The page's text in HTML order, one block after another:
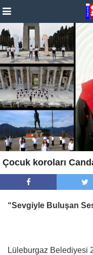
Çocuk koroları
“Sevgiyle Buluşan
Lüleburgaz Belediyesi